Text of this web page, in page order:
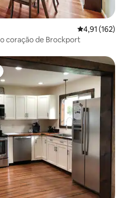
4,91 de uma
4,91 (162)
coração de Brockport